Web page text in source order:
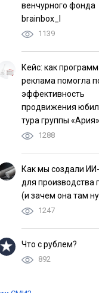
венчурного фонда
brainbox_I
1139
Кейс: как
реклама помогла
эффективность
продвижения
тура группы «Ария»
1288
Как мы создали
для производства
(и зачем она там
1247
Что с рублем?
892